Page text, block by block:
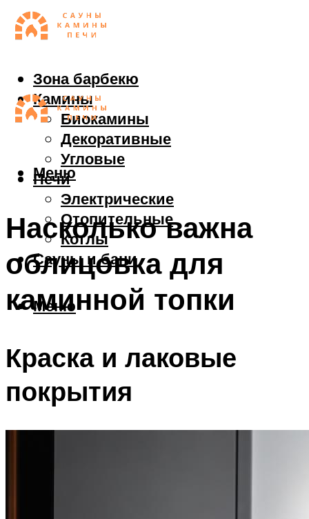
Зона барбекю
Камины
Биокамины
Декоративные
Угловые
Печи
Электрические
Отопительные
Котлы
Сауны и бани
Меню
Меню
Насколько важна
облицовка для
каминной топки
Краска и лаковые
покрытия